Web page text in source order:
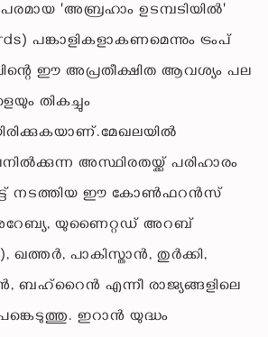
'അബ്രഹാം ഉടമ്പടിയിൽ'
പങ്കാളികളാകണമെന്നും ട്രംപ്
ഈ അപ്രതീക്ഷിത ആവശ്യം പല
തികച്ചും
അസ്ഥിരതയ്ക്ക് പരിഹാരം
നടത്തിയ ഈ കോൺഫറൻസ്
യുണൈറ്റഡ് അറബ്
ഖത്തർ, പാകിസ്താൻ, തുർക്കി,
ബഹ്‌റൈൻ എന്നീ രാജ്യങ്ങളിലെ
പങ്കെടുത്തു. ഇറാൻ യുദ്ധം